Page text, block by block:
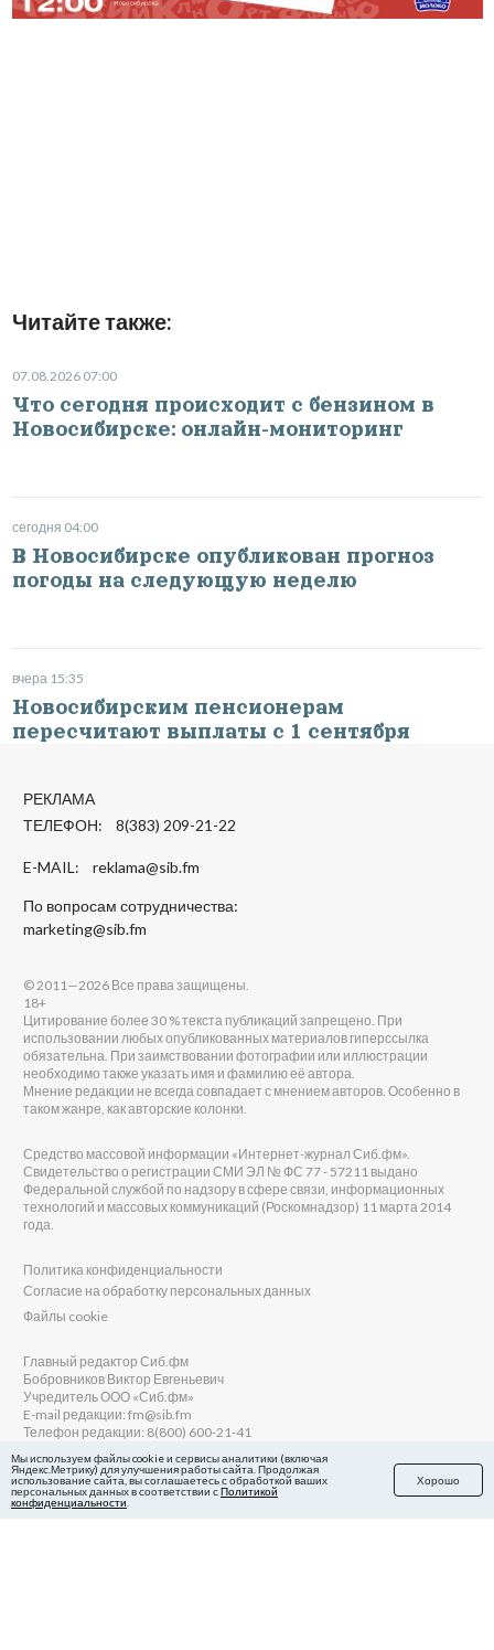
Читайте также:
07.08.2026 07:00
Что сегодня происходит с бензином в
Новосибирске: онлайн-мониторинг
сегодня 04:00
В Новосибирске опубликован прогноз
погоды на следующую неделю
вчера 15:35
Новосибирским пенсионерам
пересчитают выплаты с 1 сентября
РЕКЛАМА
ТЕЛЕФОН: 8(383) 209-21-22
E-MAIL: reklama@sib.fm
По вопросам сотрудничества:
marketing@sib.fm
© 2011—2026 Все права защищены.
18+
Цитирование более 30 % текста публикаций запрещено. При
использовании любых опубликованных материалов гиперссылка
обязательна. При заимствовании фотографии или иллюстрации
необходимо также указать имя и фамилию её автора.
Мнение редакции не всегда совпадает с мнением авторов. Особенно в
таком жанре, как авторские колонки.
Средство массовой информации «Интернет-журнал Сиб.фм».
Свидетельство о регистрации СМИ ЭЛ № ФС 77 - 57211 выдано
Федеральной службой по надзору в сфере связи, информационных
технологий и массовых коммуникаций (Роскомнадзор) 11 марта 2014
года.
Политика конфиденциальности
Согласие на обработку персональных данных
Файлы cookie
Главный редактор Сиб.фм
Бобровников Виктор Евгеньевич
Учредитель ООО «Сиб.фм»
E-mail редакции: fm@sib.fm
Телефон редакции: 8(800) 600-21-41
Сайт разработан и поддерживается Технодзен
Мы используем файлы cookie и сервисы аналитики (включая
Яндекс.Метрику) для улучшения работы сайта. Продолжая
использование сайта, вы соглашаетесь с обработкой ваших
персональных данных в соответствии сПолитикой
конфиденциальности
Хорошо